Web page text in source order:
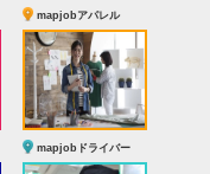
mapjobアパレル
mapjobドライバー